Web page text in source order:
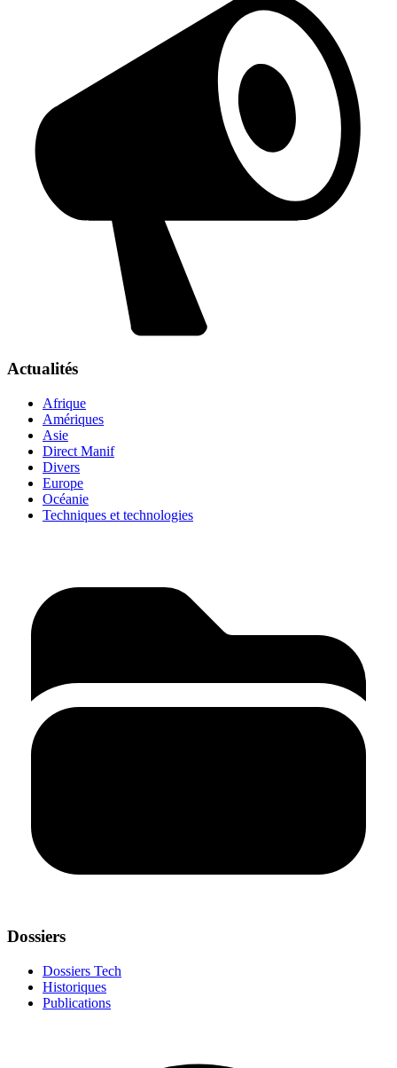
Actualités
Afrique
Amériques
Asie
Direct Manif
Divers
Europe
Océanie
Techniques et technologies
Dossiers
Dossiers Tech
Historiques
Publications